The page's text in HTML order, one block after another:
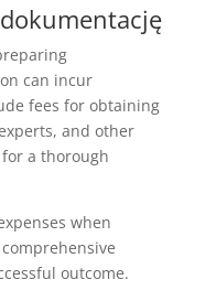
can incur
fees for obtaining
and other
a thorough
when
outcome.